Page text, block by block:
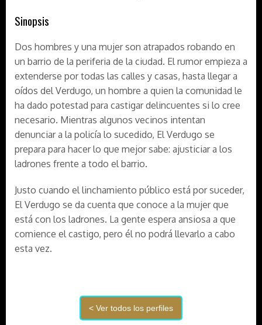
Sinopsis
Dos hombres y una mujer son atrapados robando en
un barrio de la periferia de la ciudad. El rumor empieza a
extenderse por todas las calles y casas, hasta llegar a
oídos del Verdugo, un hombre a quien la comunidad le
ha dado potestad para castigar delincuentes si lo cree
necesario. Mientras algunos vecinos intentan
denunciar a la policía lo sucedido, El Verdugo se
prepara para hacer lo que mejor sabe: ajusticiar a los
ladrones frente a todo el barrio.
Justo cuando el linchamiento público está por suceder,
El Verdugo se da cuenta que conoce a la mujer que
está con los ladrones. La gente espera ansiosa a que
comience el castigo, pero él no podrá llevarlo a cabo
esta vez.